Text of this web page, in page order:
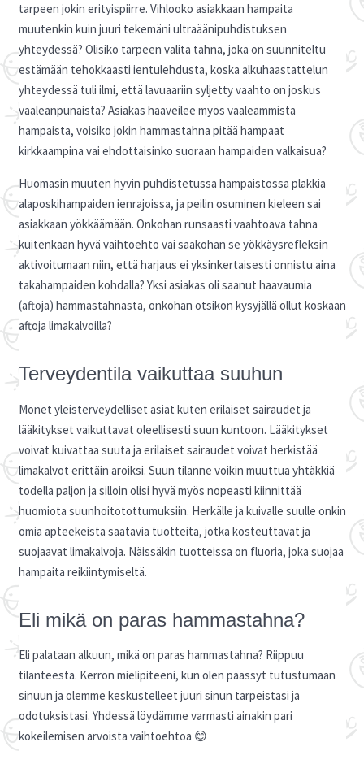
tarpeen jokin erityispiirre. Vihlooko asiakkaan hampaita
muutenkin kuin juuri tekemäni ultraäänipuhdistuksen
yhteydessä? Olisiko tarpeen valita tahna, joka on suunniteltu
estämään tehokkaasti ientulehdusta, koska alkuhaastattelun
yhteydessä tuli ilmi, että lavuaariin syljetty vaahto on joskus
vaaleanpunaista? Asiakas haaveilee myös vaaleammista
hampaista, voisiko jokin hammastahna pitää hampaat
kirkkaampina vai ehdottaisinko suoraan hampaiden valkaisua?
Huomasin muuten hyvin puhdistetussa hampaistossa plakkia
alaposkihampaiden ienrajoissa, ja peilin osuminen kieleen sai
asiakkaan yökkäämään. Onkohan runsaasti vaahtoava tahna
kuitenkaan hyvä vaihtoehto vai saakohan se yökkäysrefleksin
aktivoitumaan niin, että harjaus ei yksinkertaisesti onnistu aina
takahampaiden kohdalla? Yksi asiakas oli saanut haavaumia
(aftoja) hammastahnasta, onkohan otsikon kysyjällä ollut koskaan
aftoja limakalvoilla?
Terveydentila vaikuttaa suuhun
Monet yleisterveydelliset asiat kuten erilaiset sairaudet ja
lääkitykset vaikuttavat oleellisesti suun kuntoon. Lääkitykset
voivat kuivattaa suuta ja erilaiset sairaudet voivat herkistää
limakalvot erittäin aroiksi. Suun tilanne voikin muuttua yhtäkkiä
todella paljon ja silloin olisi hyvä myös nopeasti kiinnittää
huomiota suunhoitotottumuksiin. Herkälle ja kuivalle suulle onkin
omia apteekeista saatavia tuotteita, jotka kosteuttavat ja
suojaavat limakalvoja. Näissäkin tuotteissa on fluoria, joka suojaa
hampaita reikiintymiseltä.
Eli mikä on paras hammastahna?
Eli palataan alkuun, mikä on paras hammastahna? Riippuu
tilanteesta. Kerron mielipiteeni, kun olen päässyt tutustumaan
sinuun ja olemme keskustelleet juuri sinun tarpeistasi ja
odotuksistasi. Yhdessä löydämme varmasti ainakin pari
kokeilemisen arvoista vaihtoehtoa 😊